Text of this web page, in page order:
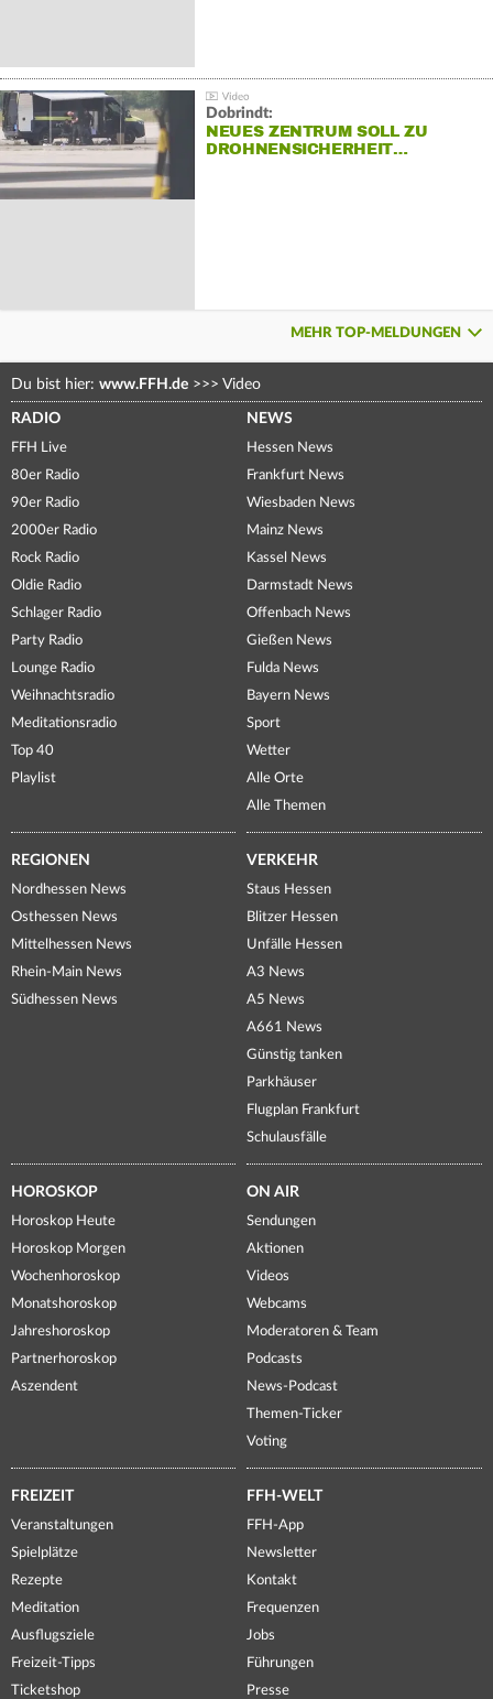
Dobrindt:
NEUES ZENTRUM SOLL ZU
DROHNENSICHERHEIT…
MEHR TOP-MELDUNGEN
Du bist hier: www.FFH.de >>> Video
RADIO
FFH Live
80er Radio
90er Radio
2000er Radio
Rock Radio
Oldie Radio
Schlager Radio
Party Radio
Lounge Radio
Weihnachtsradio
Meditationsradio
Top 40
Playlist
NEWS
Hessen News
Frankfurt News
Wiesbaden News
Mainz News
Kassel News
Darmstadt News
Offenbach News
Gießen News
Fulda News
Bayern News
Sport
Wetter
Alle Orte
Alle Themen
REGIONEN
Nordhessen News
Osthessen News
Mittelhessen News
Rhein-Main News
Südhessen News
VERKEHR
Staus Hessen
Blitzer Hessen
Unfälle Hessen
A3 News
A5 News
A661 News
Günstig tanken
Parkhäuser
Flugplan Frankfurt
Schulausfälle
HOROSKOP
Horoskop Heute
Horoskop Morgen
Wochenhoroskop
Monatshoroskop
Jahreshoroskop
Partnerhoroskop
Aszendent
ON AIR
Sendungen
Aktionen
Videos
Webcams
Moderatoren & Team
Podcasts
News-Podcast
Themen-Ticker
Voting
FREIZEIT
Veranstaltungen
Spielplätze
Rezepte
Meditation
Ausflugsziele
Freizeit-Tipps
Ticketshop
FFH-WELT
FFH-App
Newsletter
Kontakt
Frequenzen
Jobs
Führungen
Presse